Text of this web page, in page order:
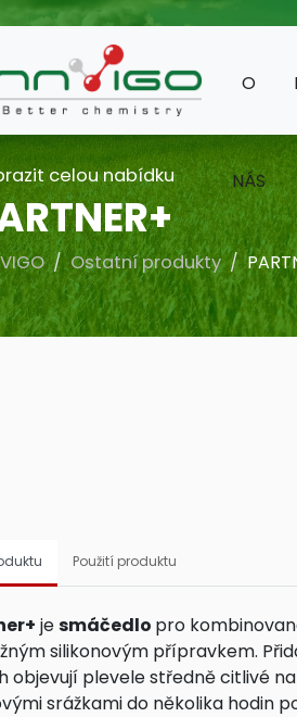
O
NÁS
celou nabídku
Ostatní produkty
Použití produktu
jesmáčedlo pro
silikonovým přípravkem.
objevují plevele středně citlivé
srážkami do několika hodin